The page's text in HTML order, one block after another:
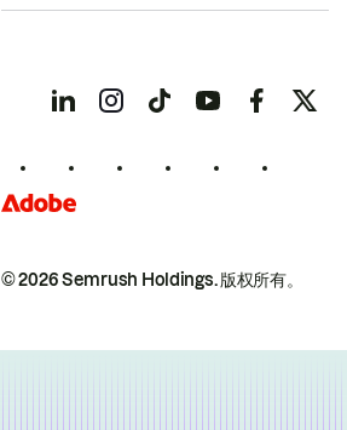
© 2026 Semrush Holdings.版权所有。